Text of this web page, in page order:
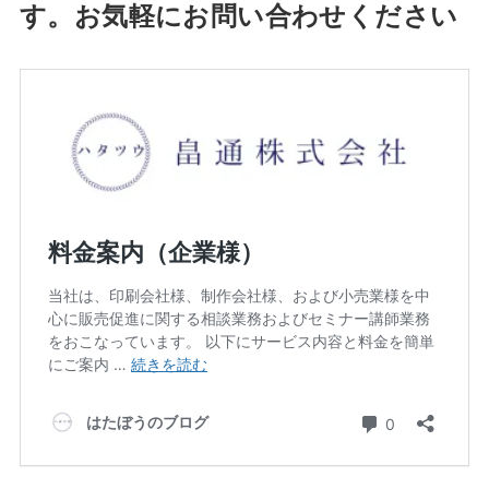
す。お気軽にお問い合わせください